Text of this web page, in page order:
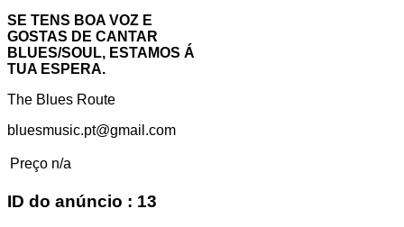
SE TENS BOA VOZ E
GOSTAS DE CANTAR
BLUES/SOUL, ESTAMOS Á
TUA ESPERA.
The Blues Route
bluesmusic.pt@gmail.com
Preço n/a
ID do anúncio : 13